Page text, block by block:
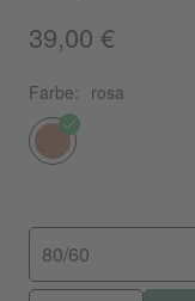
39,00 €
Farbe: rosa
80/60